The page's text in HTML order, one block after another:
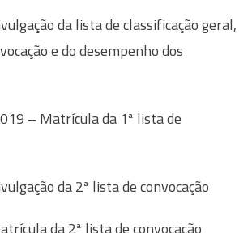
da lista de classificação geral,
e do desempenho dos
– Matrícula da 1ª lista de
da 2ª lista de convocação
da 2ª lista de convocação